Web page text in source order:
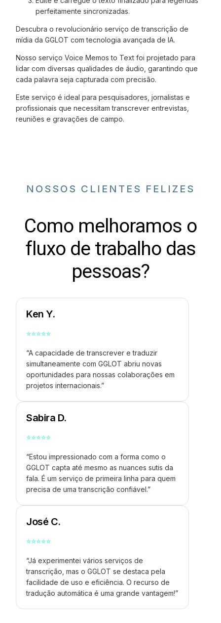
perfeitamente sincronizadas.
Descubra o revolucionário serviço de transcrição de
mídia da GGLOT com tecnologia avançada de IA.
Nosso serviço Voice Memos to Text foi projetado para
lidar com diversas qualidades de áudio, garantindo que
cada palavra seja capturada com precisão.
Este serviço é ideal para pesquisadores, jornalistas e
profissionais que necessitam transcrever entrevistas,
reuniões e gravações de campo.
NOSSOS CLIENTES FELIZES
Como melhoramos o
fluxo de trabalho das
pessoas?
Ken Y.
⭐⭐⭐⭐⭐
“A capacidade de transcrever e traduzir
simultaneamente com GGLOT abriu novas
oportunidades para nossas colaborações em
projetos internacionais.”
Sabira D.
⭐⭐⭐⭐⭐
“Estou impressionado com a forma como o
GGLOT capta até mesmo as nuances sutis da
fala. É um serviço de primeira linha para quem
precisa de uma transcrição confiável.”
José C.
⭐⭐⭐⭐⭐
“Já experimentei vários serviços de
transcrição, mas o GGLOT se destaca pela
facilidade de uso e eficiência. O recurso de
tradução automática é uma grande vantagem!”